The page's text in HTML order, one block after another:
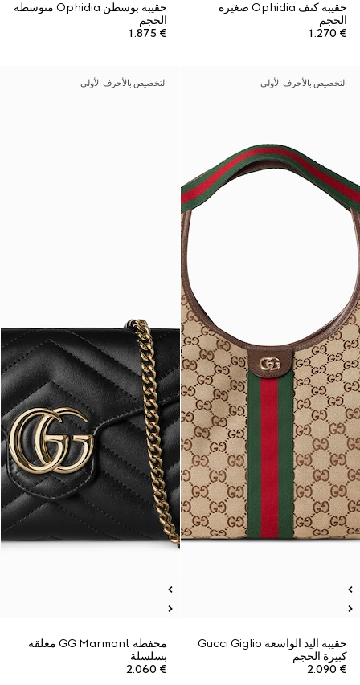
حقيبة كتف Ophidia صغيرة
الحجم
€ 1.270
حقيبة بوسطن Ophidia متوسطة
الحجم
€ 1.875
التخصيص بالأحرف الأولى
حقيبة اليد الواسعة Gucci Giglio
كبيرة الحجم
€ 2.090
التخصيص بالأحرف الأولى
محفظة GG Marmont معلقة
بسلسلة
€ 2.060